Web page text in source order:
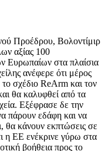
Προέδρου, Βολοντίμιρ
αξίας 100
Ευρωπαίων στα πλαίσια
ανέφερε ότι μέρος
σχέδιο ReArm και τον
θα καλυφθεί από τα
Εξέφρασε δε την
πάρουν εδάφη και να
θα κάνουν εκπτώσεις σε
η ΕΕ ενέκρινε γύρω στα
βοήθεια προς το